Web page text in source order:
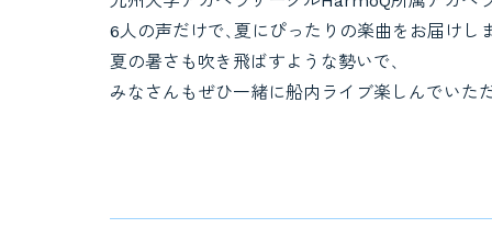
6人の声だけで､夏にぴったりの楽曲をお届けし
夏の暑さも吹き飛ばすような勢いで､
みなさんもぜひ一緒に船内ライブ楽しんでいた